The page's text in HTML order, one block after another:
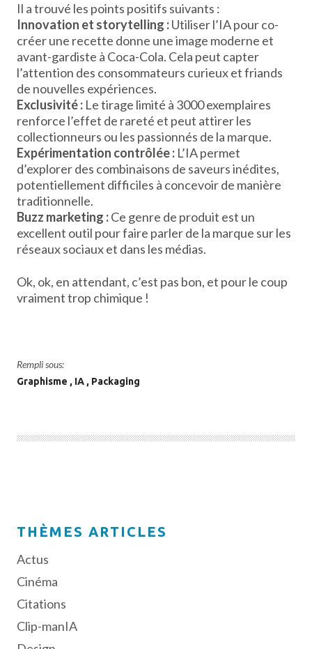
Il a trouvé les points positifs suivants :
Innovation et storytelling :Utiliser l’IA pour co-
créer une recette donne une image moderne et
avant-gardiste à Coca-Cola. Cela peut capter
l’attention des consommateurs curieux et friands
de nouvelles expériences.
Exclusivité :Le tirage limité à 3000 exemplaires
renforce l’effet de rareté et peut attirer les
collectionneurs ou les passionnés de la marque.
Expérimentation contrôlée :L’IA permet
d’explorer des combinaisons de saveurs inédites,
potentiellement difficiles à concevoir de manière
traditionnelle.
Buzz marketing :Ce genre de produit est un
excellent outil pour faire parler de la marque sur les
réseaux sociaux et dans les médias.
Ok, ok, en attendant, c’est pas bon, et pour le coup
vraiment trop chimique !
Rempli sous:
Graphisme IA Packaging
THÈMES ARTICLES
Actus
Cinéma
Citations
Clip-manIA